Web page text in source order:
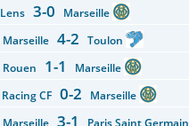
Lens 3-0 Marseille
Marseille 4-2 Toulon
Rouen 1-1
Marseille
Racing CF0-2 Marseille
Marseille 3-1
Paris Saint Germain